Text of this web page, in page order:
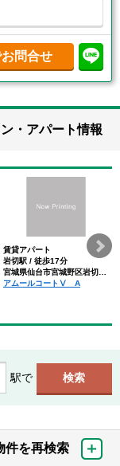
問合せ
・アパート情報
賃貸アパート
岩切駅 / 徒歩17分
宮城県仙台市宮城野区岩切分台２丁目
アムールコートⅤ A
駅で
件を再検索